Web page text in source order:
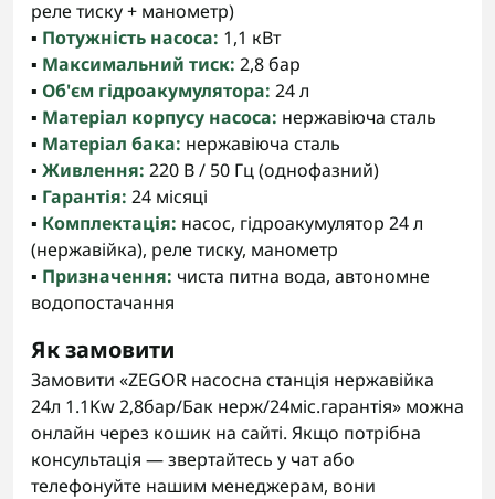
реле тиску + манометр)
▪️ Потужність насоса: 1,1 кВт
▪️ Максимальний тиск: 2,8 бар
▪️ Об'єм гідроакумулятора: 24 л
▪️ Матеріал корпусу насоса: нержавіюча сталь
▪️ Матеріал бака: нержавіюча сталь
▪️ Живлення: 220 В / 50 Гц (однофазний)
▪️ Гарантія: 24 місяці
▪️ Комплектація: насос, гідроакумулятор 24 л
(нержавійка), реле тиску, манометр
▪️ Призначення: чиста питна вода, автономне
водопостачання
Як замовити
Замовити «ZEGOR насосна станція нержавійка
24л 1.1Kw 2,8бар/Бак нерж/24міс.гарантія» можна
онлайн через кошик на сайті. Якщо потрібна
консультація — звертайтесь у чат або
телефонуйте нашим менеджерам, вони